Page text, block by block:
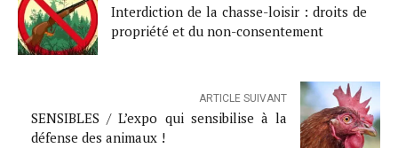
Interdiction de la chasse-loisir : droits de
propriété et du non-consentement
ARTICLE SUIVANT
SENSIBLES / L’expo qui sensibilise à la
défense des animaux !